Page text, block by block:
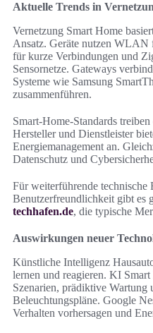
Aktuelle Trends in
Vernetzung Smart Home
Ansatz. Geräte nutzen WLAN
für kurze Verbindungen und
Sensornetze. Gateways
Systeme wie Samsung
zusammenführen.
Smart-Home-Standards
Hersteller und Dienstleister
Energiemanagement an.
Datenschutz und
Für weiterführende technische
Benutzerfreundlichkeit gibt es
techhafen.de, die typische
Auswirkungen neuer
Künstliche Intelligenz
lernen und reagieren. KI
Szenarien, prädiktive Wartung
Beleuchtungspläne. Google
Verhalten vorhersagen und